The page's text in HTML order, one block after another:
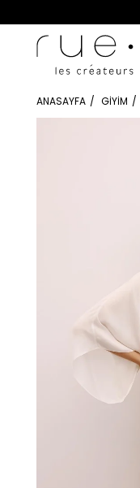
ANASAYFA GIYIM